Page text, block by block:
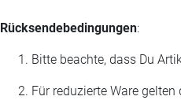
Rücksendebedingungen:
Bitte beachte, dass Du
Für reduzierte Ware